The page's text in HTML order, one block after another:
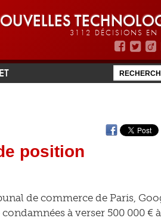
3112 DÉCISIONS EN
position
de commerce de Paris,
à verser 500 000 € à